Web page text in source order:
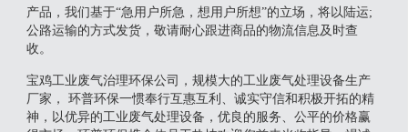
产品，我们基于“急用户所急，想用户所想”的立场，将以陆运;
公路运输的方式发货，敬请耐心跟进商品的物流信息及时查
收。
宝鸡工业废气治理环保公司，规模大的工业废气处理设备生产
厂家， 环普环保一惯奉行互惠互利、诚实守信和积极开拓的精
神，以优异的工业废气处理设备，优良的服务、公平的价格赢